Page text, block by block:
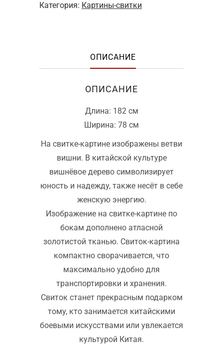
Категория: Картины-свитки
ОПИСАНИЕ
ОПИСАНИЕ
Длина: 182 см
Ширина: 78 см
На свитке-картине изображены ветви
вишни. В китайской культуре
вишнёвое дерево символизирует
юность и надежду, также несёт в себе
женскую энергию.
Изображение на свитке-картине по
бокам дополнено атласной
золотистой тканью. Свиток-картина
компактно сворачивается, что
максимально удобно для
транспортировки и хранения.
Свиток станет прекрасным подарком
тому, кто занимается китайскими
боевыми искусствами или увлекается
культурой Китая.